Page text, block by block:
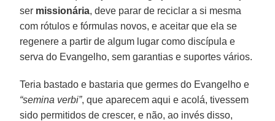
ser missionária, deve parar de reciclar a si mesma
com rótulos e fórmulas novos, e aceitar que ela se
regenere a partir de algum lugar como discípula e
serva do Evangelho, sem garantias e suportes vários.
Teria bastado e bastaria que germes do Evangelho e
“semina verbi”, que aparecem aqui e acolá, tivessem
sido permitidos de crescer, e não, ao invés disso,